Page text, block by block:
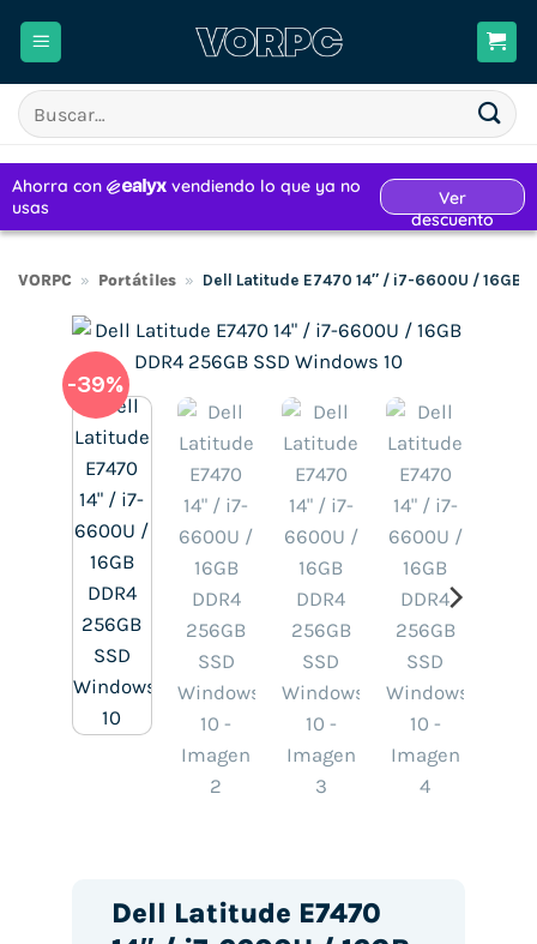
Buscar
por:
VORPC » Portátiles » Dell Latitude E7470 14″ / i7-6600U / 16GB
-39%
Dell Latitude E7470